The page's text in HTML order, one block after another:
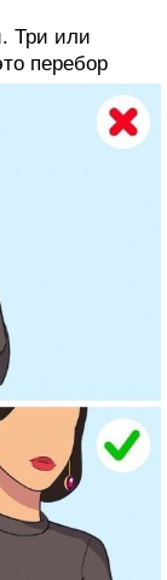
Три или
перебор